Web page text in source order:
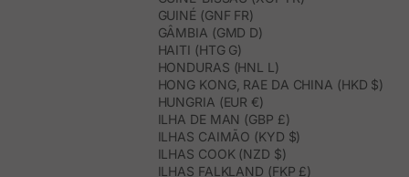
GUINÉ (GNF FR)
GÂMBIA (GMD D)
HAITI (HTG G)
HONDURAS (HNL L)
HONG KONG, RAE DA CHINA (HKD $)
HUNGRIA (EUR €)
ILHA DE MAN (GBP £)
ILHAS CAIMÃO (KYD $)
ILHAS COOK (NZD $)
ILHAS FALKLAND (FKP £)